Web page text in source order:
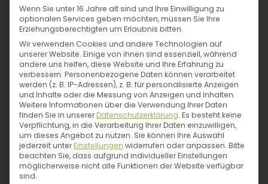
Jetzt mal ganz ehrlich …
Keine Frage, ein bisschen Zeit und Geld
erfordert ein Nutzgarten natürlich schon.
Aber vermutlich bei weitem nicht so viel, wie
du denkst: Es kommt nur auf die richtige
Starthilfe an. Wenn du nämlich deineBeete
strategisch anlegst,den perfekten
Aussaatzeitpunkteinplanst, die
Bodenqualität im Blick behältstoder die
Bewässerung fast schon zum Selbstläufer
wird – dann ist dein Garten am Ende in
manchen Dingen richtig selbstständig und
Sascha Singh
Sascha Singh ist immer auf der Suche nach
der nächsten Möglichkeit, seinen Garten zu
optimieren und lässt sich dabei von
Wenn Sie unter 16 Jahre alt sind und Ihre Einwilligung zu
optionalen Services geben möchten, müssen Sie Ihre
Erziehungsberechtigten um Erlaubnis bitten.
Wir verwenden Cookies und andere Technologien auf
unserer Website. Einige von ihnen sind essenziell, während
andere uns helfen, diese Website und Ihre Erfahrung zu
verbessern. Personenbezogene Daten können verarbeitet
werden (z. B. IP-Adressen), z. B. für personalisierte Anzeigen
und Inhalte oder die Messung von Anzeigen und Inhalten.
Weitere Informationen über die Verwendung Ihrer Daten
finden Sie in unsererDatenschutzerklärung. Es besteht keine
Verpflichtung, in die Verarbeitung Ihrer Daten einzuwilligen,
um dieses Angebot zu nutzen. Sie können Ihre Auswahl
jederzeit unterEinstellungen widerrufen oder anpassen. Bitte
beachten Sie, dass aufgrund individueller Einstellungen
möglicherweise nicht alle Funktionen der Website verfügbar
sind.